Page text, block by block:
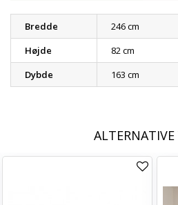
Bredde
246 cm
Højde
82 cm
Dybde
163 cm
ALTERNATIVE